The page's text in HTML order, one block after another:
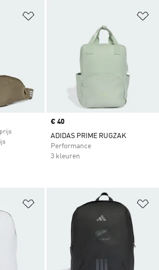
Price
€ 40
ADIDAS PRIME RUGZAK
Performance
3 kleuren
Op verlanglijst zetten